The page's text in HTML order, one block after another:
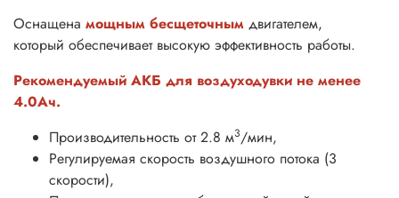
Оснащена мощным бесщеточным двигателем,
который обеспечивает высокую эффективность работы.
Рекомендуемый АКБ для воздуходувки не менее
4.0Ач.
Производительность от 2.8 м3/мин,
Регулируемая скорость воздушного потока (3
скорости),